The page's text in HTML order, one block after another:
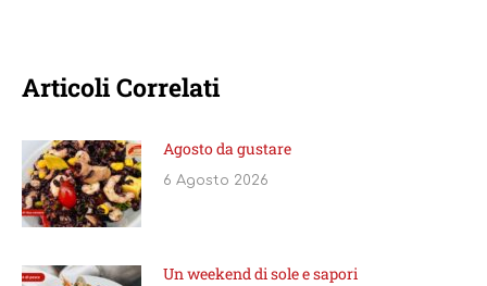
Articoli Correlati
Agosto da gustare
6 Agosto 2026
Un weekend di sole e sapori